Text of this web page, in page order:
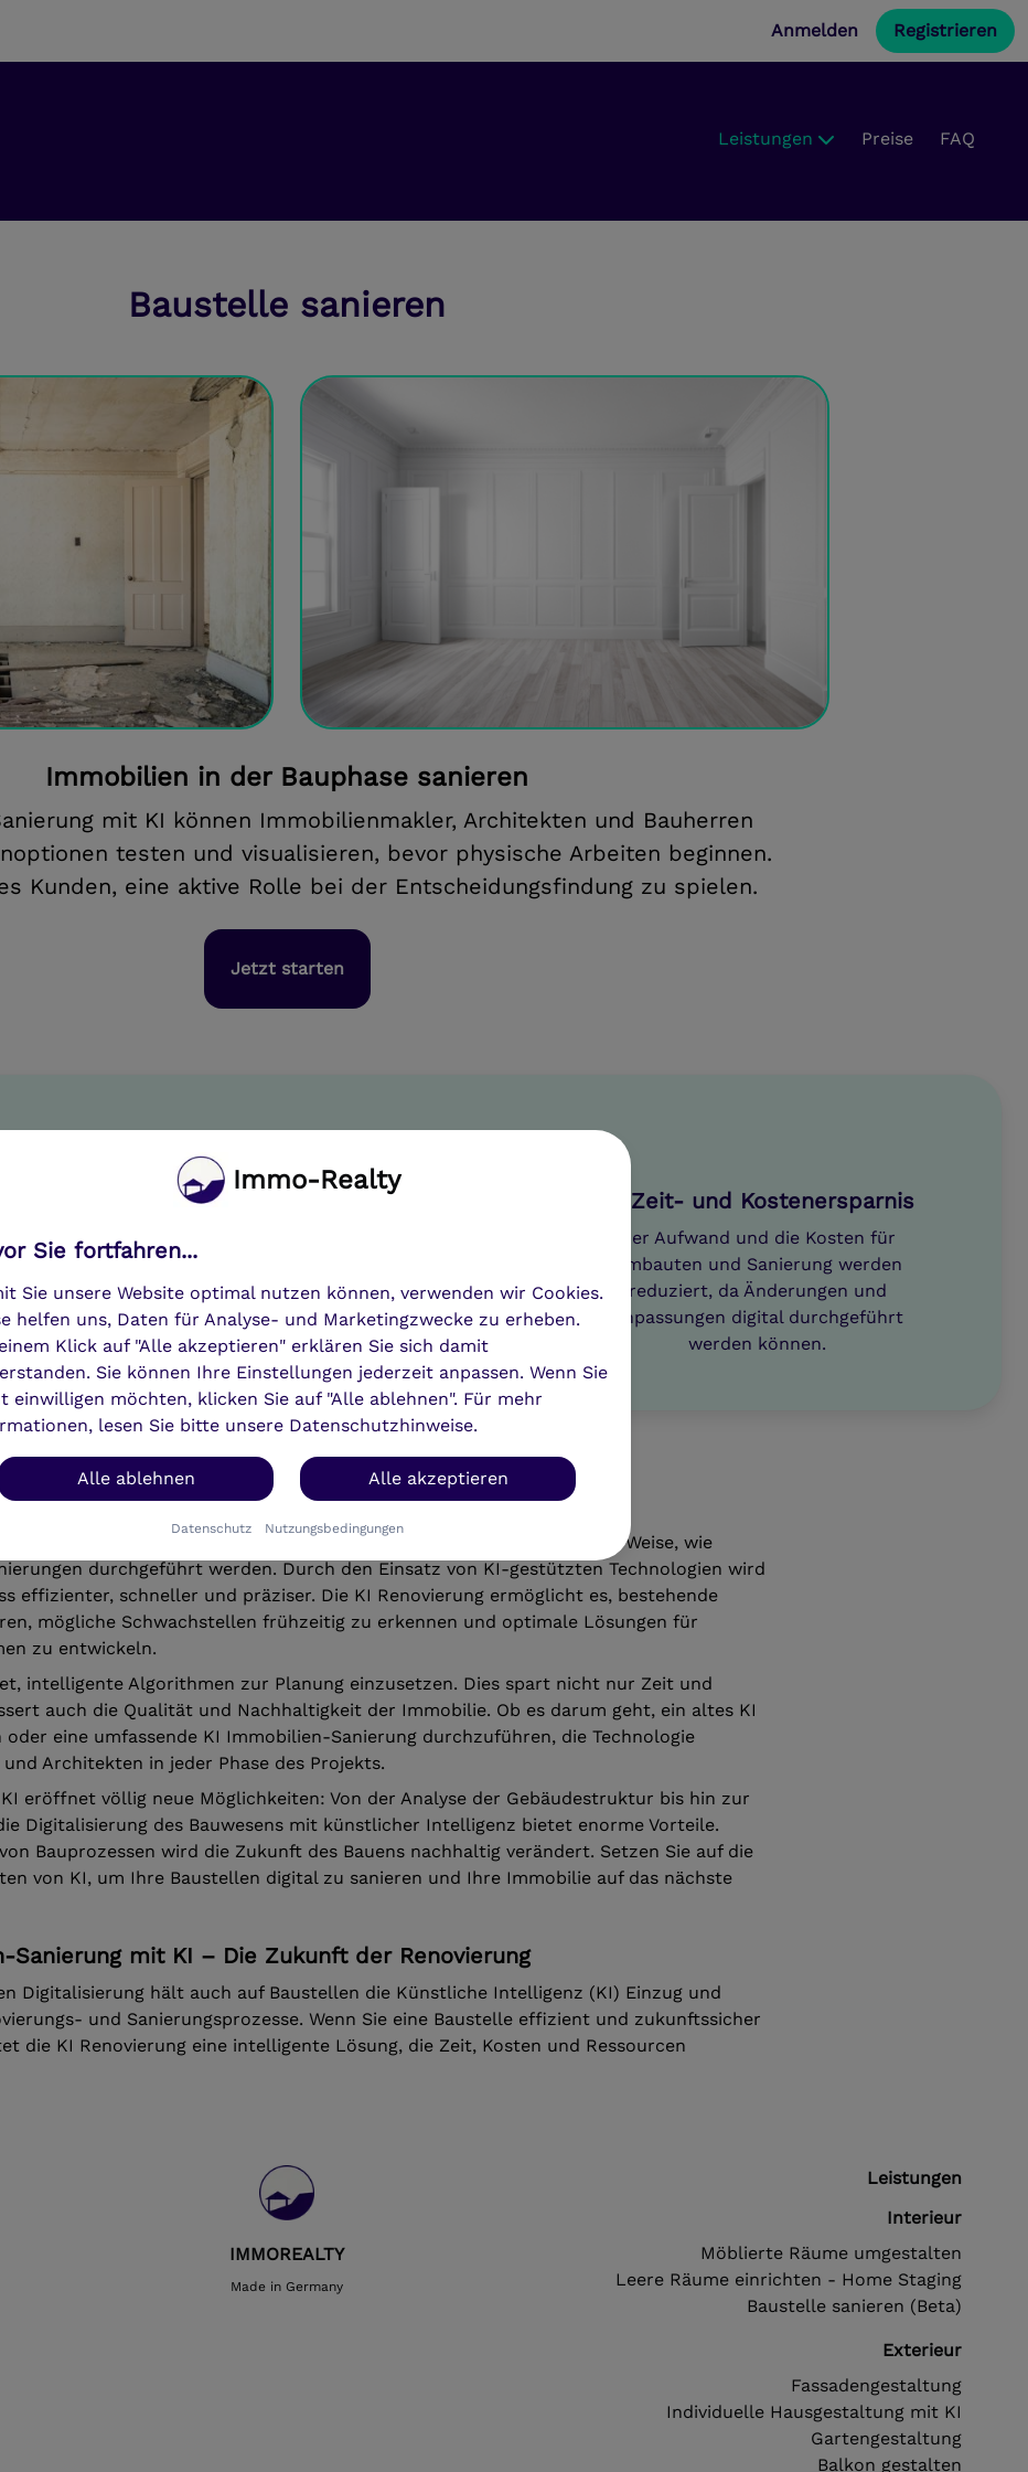
Anmelden Registrieren
Immo-Realty
Sie fortfahren...
Sie unsere Website optimal nutzen können, verwenden wir Cookies.
helfen uns, Daten für Analyse- und Marketingzwecke zu erheben.
Klick auf "Alle akzeptieren" erklären Sie sich damit
Sie können Ihre Einstellungen jederzeit anpassen. Wenn Sie
einwilligen möchten, klicken Sie auf "Alle ablehnen". Für mehr
lesen Sie bitte unsere Datenschutzhinweise.
Alle ablehnen Alle akzeptieren
Datenschutz Nutzungsbedingungen
Leistungen Preise FAQ
Baustelle sanieren
Immobilien in der Bauphase sanieren
mit KI können Immobilienmakler, Architekten und Bauherren
testen und visualisieren, bevor physische Arbeiten beginnen.
Kunden, eine aktive Rolle bei der Entscheidungsfindung zu spielen.
Jetzt starten
Schnell und kostengünstig verschiedene
Wünsche und Bedürfnisse der Kunden
zugeschnitten sind.
Zeit- und Kostenersparnis
Der Aufwand und die Kosten für
Umbauten und Sanierung werden
reduziert, da Änderungen und
Anpassungen digital durchgeführt
werden können.
Baustellen mit Künstlicher Intelligenz (KI) revolutioniert die Art und Weise, wie
durchgeführt werden. Durch den Einsatz von KI-gestützten Technologien wird
effizienter, schneller und präziser. Die KI Renovierung ermöglicht es, bestehende
mögliche Schwachstellen frühzeitig zu erkennen und optimale Lösungen für
zu entwickeln.
intelligente Algorithmen zur Planung einzusetzen. Dies spart nicht nur Zeit und
auch die Qualität und Nachhaltigkeit der Immobilie. Ob es darum geht, ein altes KI
oder eine umfassende KI Immobilien-Sanierung durchzuführen, die Technologie
Architekten in jeder Phase des Projekts.
eröffnet völlig neue Möglichkeiten: Von der Analyse der Gebäudestruktur bis hin zur
Digitalisierung des Bauwesens mit künstlicher Intelligenz bietet enorme Vorteile.
Bauprozessen wird die Zukunft des Bauens nachhaltig verändert. Setzen Sie auf die
von KI, um Ihre Baustellen digital zu sanieren und Ihre Immobilie auf das nächste
Sanierung mit KI – Die Zukunft der Renovierung
Digitalisierung hält auch auf Baustellen die Künstliche Intelligenz (KI) Einzug und
und Sanierungsprozesse. Wenn Sie eine Baustelle effizient und zukunftssicher
die KI Renovierung eine intelligente Lösung, die Zeit, Kosten und Ressourcen
IMMOREALTY
Made in Germany
Leistungen
Interieur
Möblierte Räume umgestalten
Leere Räume einrichten - Home Staging
Baustelle sanieren (Beta)
Exterieur
Fassadengestaltung
Individuelle Hausgestaltung mit KI
Gartengestaltung
Balkon gestalten